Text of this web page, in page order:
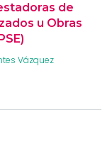
de
u Obras
Vázquez